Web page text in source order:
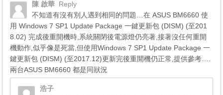
陳 啟華 Reply
不知道有沒有別人遇到相同的問題…在 ASUS BM6660 使
用 Windows 7 SP1 Update Package 一鍵更新包 (DISM) (至201
8.02) 完成後重開機時,系統關閉後電源燈仍亮著,接著沒任何重開
機動作,似乎像是死當,但使用Windows 7 SP1 Update Package 一
鍵更新包 (DISM) (至2017.12)更新完後重開機仍正常,提供參考….
兩台ASUS BM6660 都是同狀況
浩子